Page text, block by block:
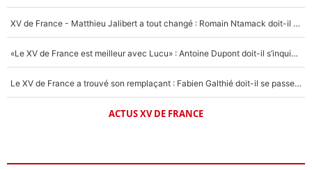
XV de France - Matthieu Jalibert a tout changé : Romain Ntamack doit-il s’inquiéter pour sa place à un an de la Coupe du monde ?
«Le XV de France est meilleur avec Lucu» : Antoine Dupont doit-il s’inquiéter pour sa place ?
Le XV de France a trouvé son remplaçant : Fabien Galthié doit-il se passer d'Antoine Dupont ?
ACTUS XV DE FRANCE